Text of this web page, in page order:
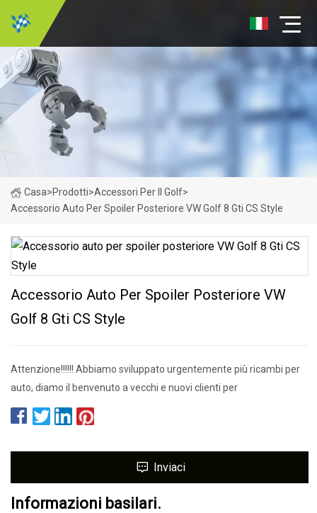
Casa>Prodotti>Accessori Per Il Golf>
Accessorio Auto Per Spoiler Posteriore VW Golf 8 Gti CS Style
Accessorio Auto Per Spoiler Posteriore VW
Golf 8 Gti CS Style
Attenzione!!!!!! Abbiamo sviluppato urgentemente più ricambi per
auto, diamo il benvenuto a vecchi e nuovi clienti per
Inviaci
Informazioni basilari.